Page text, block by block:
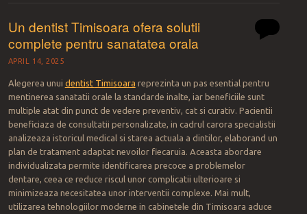
Un dentist Timisoara ofera solutii
complete pentru sanatatea orala
APRIL 14, 2025
Alegerea unui dentist Timisoara reprezinta un pas esential pentru
mentinerea sanatatii orale la standarde inalte, iar beneficiile sunt
multiple atat din punct de vedere preventiv, cat si curativ. Pacientii
beneficiaza de consultatii personalizate, in cadrul carora specialistii
analizeaza istoricul medical si starea actuala a dintilor, elaborand un
plan de tratament adaptat nevoilor fiecaruia. Aceasta abordare
individualizata permite identificarea precoce a problemelor
dentare, ceea ce reduce riscul unor complicatii ulterioare si
minimizeaza necesitatea unor interventii complexe. Mai mult,
utilizarea tehnologiilor moderne in cabinetele din Timisoara aduce